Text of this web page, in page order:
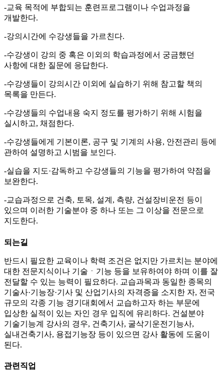
-교육 목적에 부합되는 훈련프로그램이나 수업과정을
개발한다.
-강의시간에 수강생들을 가르친다.
-수강생이 강의 중 혹은 이외의 학습과정에서 궁금했던
사항에 대한 질문에 응답한다.
-수강생들이 강의시간 이외에 실습하기 위해 참고할 책의
목록을 만든다.
-수강생들의 수업내용 숙지 정도를 평가하기 위해 시험을
실시하고, 채점한다.
-수강생들에게 기본이론, 공구 및 기계의 사용, 안전관리 등에
관하여 설명하고 시범을 보인다.
-실습을 지도·감독하고 수강생들의 기능을 평가하여 약점을
보완한다.
-교습과정으로 건축, 토목, 설계, 측량, 건설장비운전 등이
있으며 이러한 기술분야 중 하나 또는 그 이상을 전문으로
지도한다.
되는길
반드시 필요한 교육이나 학력 조건은 없지만 가르치는 분야에
대한 전문지식이나 기술ㆍ기능 등을 보유하여야 하며 이를 잘
전달할 수 있는 능력이 필요하다. 교습과목과 동일한 종목의
기술사·기능장·기사 및 산업기사의 자격증을 소지한 자, 전국
규모의 각종 기능 경기대회에서 교습하고자 하는 부문에
입상한 실적이 있는 자인 경우 입직에 유리하다. 건설분야
기술기능계 강사의 경우, 건축기사, 굴삭기운전기능사,
실내건축기사, 용접기능장 등이 있으면 강사 활동에 도움이
된다.
관련직업